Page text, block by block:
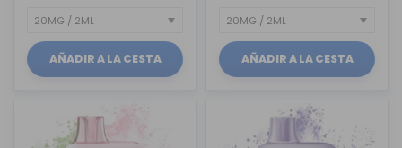
AÑADIR A LA CESTA AÑADIR A LA CESTA